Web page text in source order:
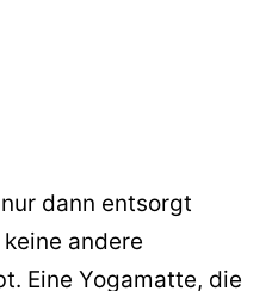
dann entsorgt
andere
Eine Yogamatte, die